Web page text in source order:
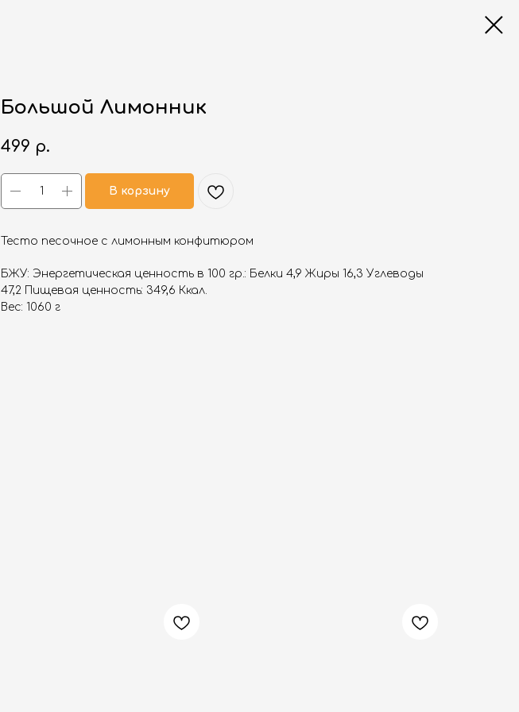
Большой Лимонник
499 р.
В корзину
Тесто песочное с лимонным конфитюром
БЖУ: Энергетическая ценность в 100 гр.: Белки 4,9 Жиры 16,3 Углеводы
47,2 Пищевая ценность: 349,6 Ккал.
Вес: 1060 г